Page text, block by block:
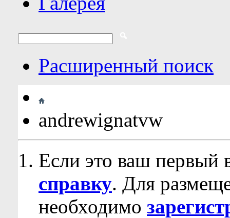
Расширенный поиск
andrewignatvw
Если это ваш первый
справку. Для
необходимо